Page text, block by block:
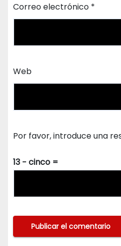
Correo electrónico *
Web
Por favor, introduce una
13 − cinco =